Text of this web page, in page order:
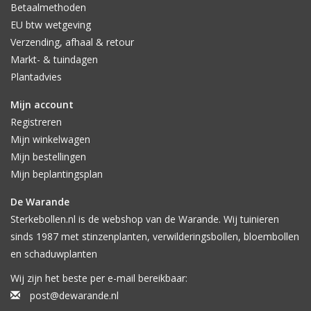
kelder of een vorstvrij schuurtje. Inkuilen kan overigens ook:
graaf de dahlia knol minimaal 30 cm in de grond. Op die diepte is
de knol ook beschermt tegen de vorst. Sommige mensen
dekken de dahlia's af met blad of stro; dit blijft echter een risico
want de dahlia is niet winterhard. Als er na een goed
groeiseizoen ruim voldoende knollen zijn en er reeds een veilige
genomen worden. Het scheelt namelijk wel veel werk.
Betaalmethoden
EU btw wetgeving
Verzending, afhaal & retour
Markt- & tuindagen
Plantadvies
Mijn account
Registreren
Mijn winkelwagen
Mijn bestellingen
Mijn beplantingsplan
De Warande
Sterkebollen.nl is de webshop van de Warande. Wij tuinieren
sinds 1987 met stinzenplanten, verwilderingsbollen, bloembollen
en schaduwplanten
Wij zijn het beste per e-mail bereikbaar:
post@dewarande.nl